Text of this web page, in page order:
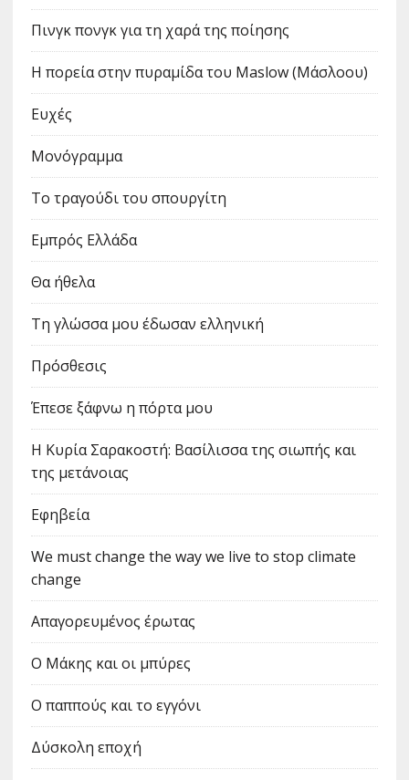
Πινγκ πονγκ για τη χαρά της ποίησης
Η πορεία στην πυραμίδα του Maslow (Μάσλοου)
Ευχές
Μονόγραμμα
Το τραγούδι του σπουργίτη
Εμπρός Ελλάδα
Θα ήθελα
Τη γλώσσα μου έδωσαν ελληνική
Πρόσθεσις
Έπεσε ξάφνω η πόρτα μου
Η Κυρία Σαρακοστή: Βασίλισσα της σιωπής και
της μετάνοιας
Εφηβεία
We must change the way we live to stop climate
change
Απαγορευμένος έρωτας
Ο Μάκης και οι μπύρες
Ο παππούς και το εγγόνι
Δύσκολη εποχή